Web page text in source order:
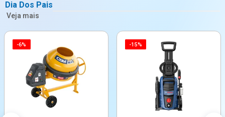
Dia Dos Pais
Veja mais
-6% -15%